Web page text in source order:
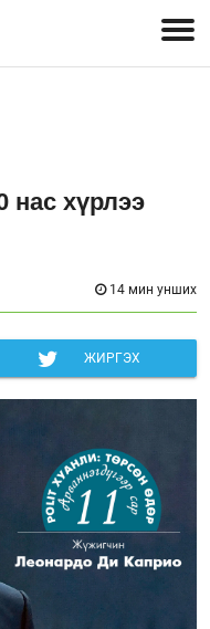
нас хүрлээ
14 мин унших
ЖИРГЭХ